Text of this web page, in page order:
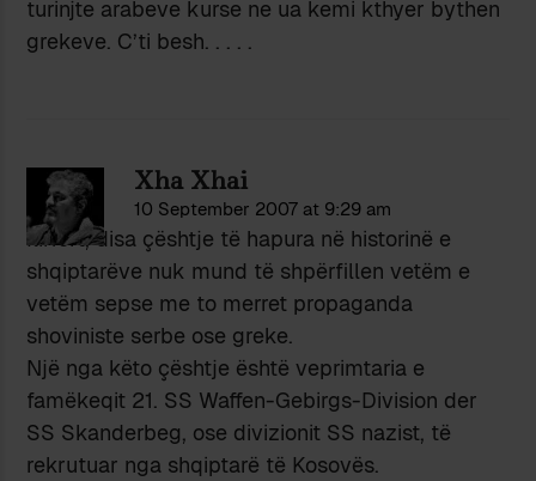
turinjte arabeve kurse ne ua kemi kthyer bythen
grekeve. C’ti besh. . . . .
Xha Xhai
10 September 2007 at 9:29 am
Ilirfort, disa çështje të hapura në historinë e
shqiptarëve nuk mund të shpërfillen vetëm e
vetëm sepse me to merret propaganda
shoviniste serbe ose greke.
Një nga këto çështje është veprimtaria e
famëkeqit 21. SS Waffen-Gebirgs-Division der
SS Skanderbeg, ose divizionit SS nazist, të
rekrutuar nga shqiptarë të Kosovës.